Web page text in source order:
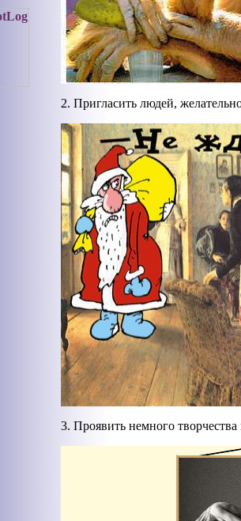
2. Пригласить людей,
3. Проявить немного творчества